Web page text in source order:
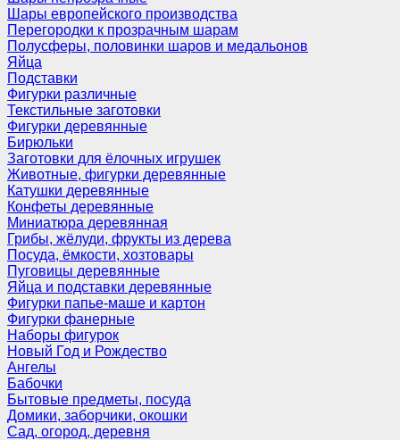
Шары европейского производства
Перегородки к прозрачным шарам
Полусферы, половинки шаров и медальонов
Яйца
Подставки
Фигурки различные
Текстильные заготовки
Фигурки деревянные
Бирюльки
Заготовки для ёлочных игрушек
Животные, фигурки деревянные
Катушки деревянные
Конфеты деревянные
Миниатюра деревянная
Грибы, жёлуди, фрукты из дерева
Посуда, ёмкости, хозтовары
Пуговицы деревянные
Яйца и подставки деревянные
Фигурки папье-маше и картон
Фигурки фанерные
Наборы фигурок
Новый Год и Рождество
Ангелы
Бабочки
Бытовые предметы, посуда
Домики, заборчики, окошки
Сад, огород, деревня